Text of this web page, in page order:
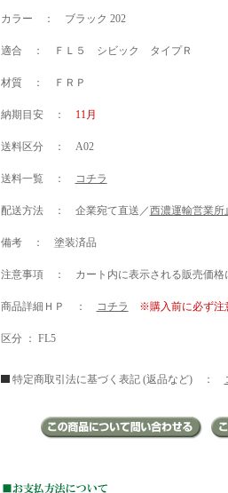
カラー ： ブラック 202
適合 ： ＦＬ５ シビック タイプＲ
材質 ： ＦＲＰ
納期目安 ： 11月
送料区分 ： A02
送料一覧 ： コチラ
配送方法 ： 企業宛て直送／西濃運輸営業所
備考 ： 塗装済品
注意事項 ： カート内に表示される販売価格
商品詳細ＨＰ ： コチラ ※購入前に必ず注
区分 ： FL5
特定商取引法に基づく表記 (返品など) ：